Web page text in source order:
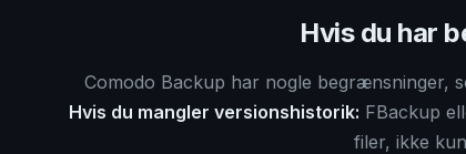
Hvis du har
Comodo Backup har nogle begrænsninger,
Hvis du mangler versionshistorik: FBackup
filer, ikke